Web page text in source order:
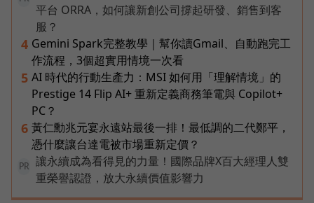
平台 ORRA，如何讓新創公司撐起研發、銷售到客
服？
4 Gemini Spark完整教學｜幫你讀Gmail、自動跑完工
作流程，3個超實用情境一次看
5 AI 時代的行動生產力：MSI 如何用「理解情境」的
Prestige 14 Flip AI+ 重新定義商務筆電與 Copilot+
PC？
6 黃仁勳兆元宴永遠站最後一排！最低調的二代鄭平，
憑什麼讓台達電被市場重新定價？
PR
讓永續成為看得見的力量！國際品牌X百大經理人雙
重榮譽認證，放大永續價值影響力